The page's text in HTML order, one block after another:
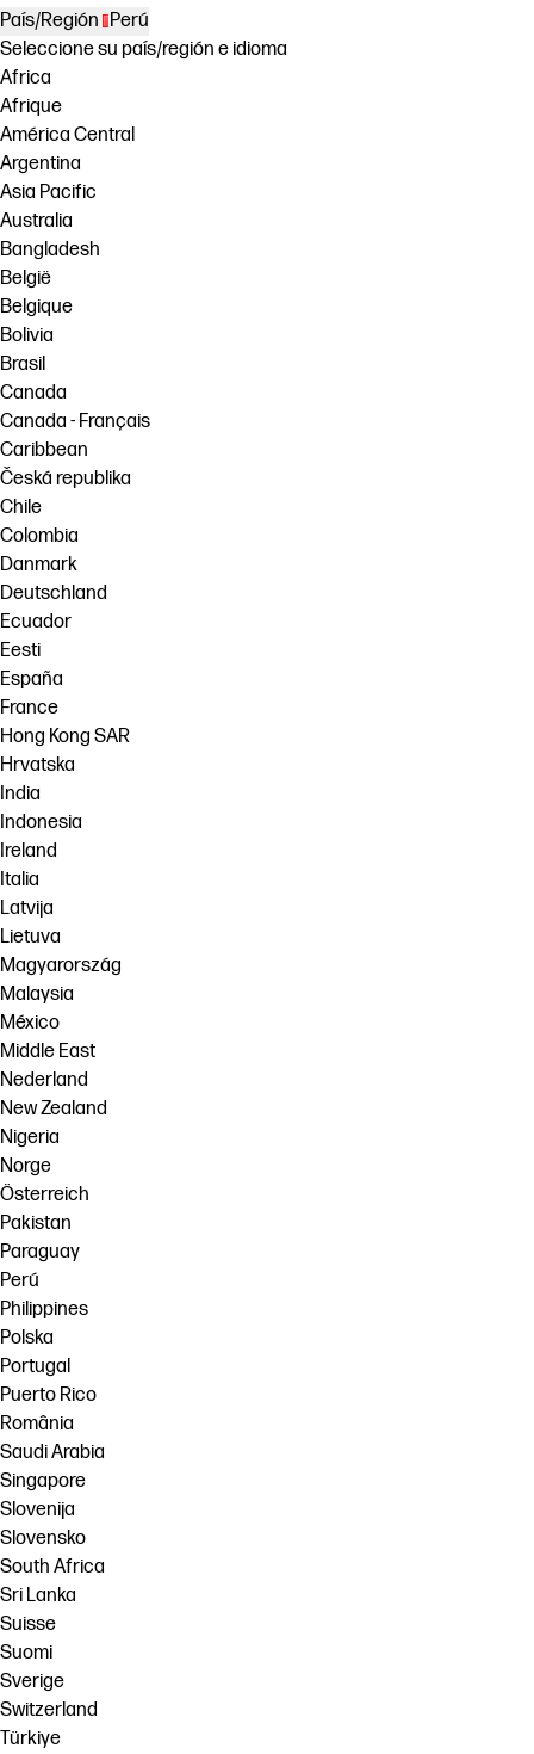
País/Región
Perú
Seleccione su país/región e idioma
Africa
Afrique
América Central
Argentina
Asia Pacific
Australia
Bangladesh
België
Belgique
Bolivia
Brasil
Canada
Canada - Français
Caribbean
Česká republika
Chile
Colombia
Danmark
Deutschland
Ecuador
Eesti
España
France
Hong Kong SAR
Hrvatska
India
Indonesia
Ireland
Italia
Latvija
Lietuva
Magyarország
Malaysia
México
Middle East
Nederland
New Zealand
Nigeria
Norge
Österreich
Pakistan
Paraguay
Perú
Philippines
Polska
Portugal
Puerto Rico
România
Saudi Arabia
Singapore
Slovenija
Slovensko
South Africa
Sri Lanka
Suisse
Suomi
Sverige
Switzerland
Türkiye